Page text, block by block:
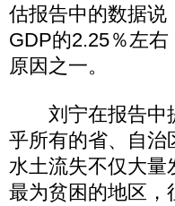
估报告中的数据说
GDP的2.25％左
原因之一。
刘宁在报告中提
乎所有的省、自治
水土流失不仅大量
最为贫困的地区，